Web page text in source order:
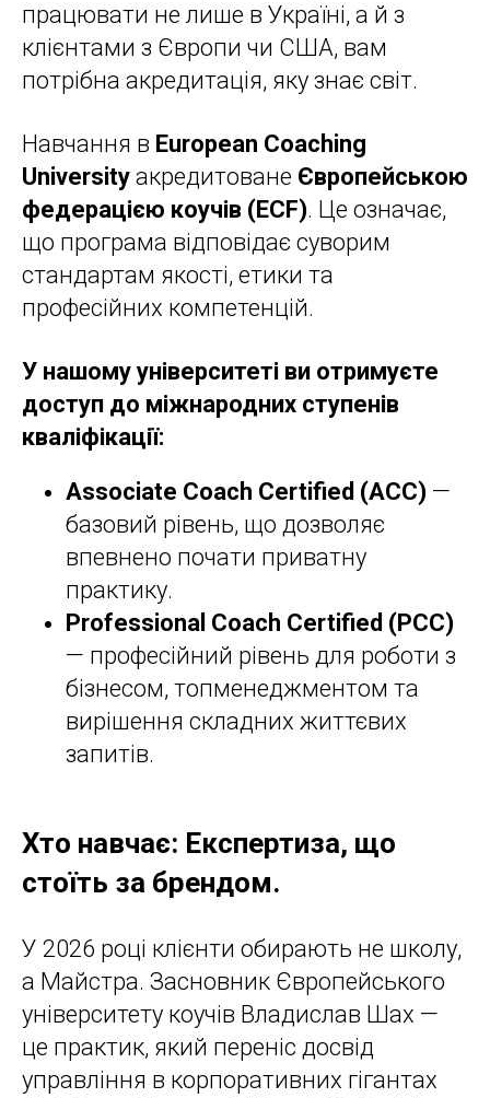
працювати не лише в Україні, а й з
клієнтами з Європи чи США, вам
потрібна акредитація, яку знає світ.
Навчання в European Coaching
University акредитоване Європейською
федерацією коучів (ECF). Це означає,
що програма відповідає суворим
стандартам якості, етики та
професійних компетенцій.
У нашому університеті ви отримуєте
доступ до міжнародних ступенів
кваліфікації:
Associate Coach Certified (ACC) —
базовий рівень, що дозволяє
впевнено почати приватну
практику.
Professional Coach Certified (PCC)
— професійний рівень для роботи з
бізнесом, топменеджментом та
вирішення складних життєвих
запитів.
Хто навчає: Експертиза, що
стоїть за брендом.
У 2026 році клієнти обирають не школу,
а Майстра. Засновник Європейського
університету коучів Владислав Шах —
це практик, який переніс досвід
управління в корпоративних гігантах